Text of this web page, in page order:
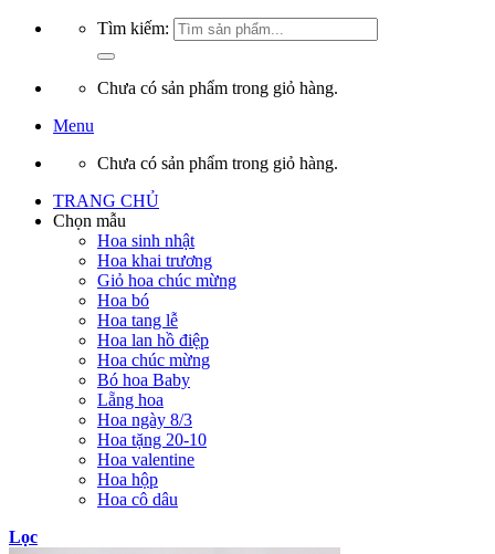
Tìm kiếm:
Chưa có sản phẩm trong giỏ hàng.
Menu
Chưa có sản phẩm trong giỏ hàng.
TRANG CHỦ
Chọn mẫu
Hoa sinh nhật
Hoa khai trương
Giỏ hoa chúc mừng
Hoa bó
Hoa tang lễ
Hoa lan hồ điệp
Hoa chúc mừng
Bó hoa Baby
Lẵng hoa
Hoa ngày 8/3
Hoa tặng 20-10
Hoa valentine
Hoa hộp
Hoa cô dâu
Lọc